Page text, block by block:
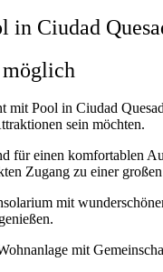
Ciudad
mit Pool in Ciudad
sein möchten.
für einen komfortablen
Zugang zu einer
mit
mit